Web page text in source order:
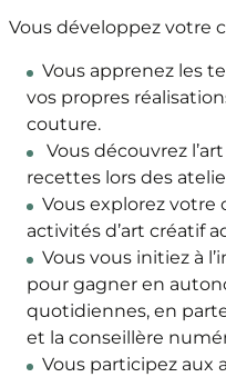
Vous développez votre
Vous apprenez les
vos propres
couture.
Vous découvrez
recettes lors des
Vous explorez votre
activités d’art créatif
Vous vous initiez à
pour gagner en
quotidiennes, en
et la conseillère
Vous participez aux